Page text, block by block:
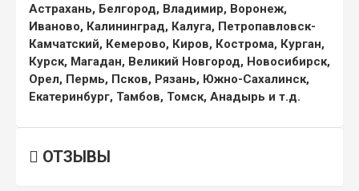
Астрахань, Белгород, Владимир, Воронеж,
Иваново, Калининград, Калуга, Петропавловск-
Камчатский, Кемерово, Киров, Кострома, Курган,
Курск, Магадан, Великий Новгород, Новосибирск,
Орел, Пермь, Псков, Рязань, Южно-Сахалинск,
Екатеринбург, Тамбов, Томск, Анадырь и т.д.
ОТЗЫВЫ